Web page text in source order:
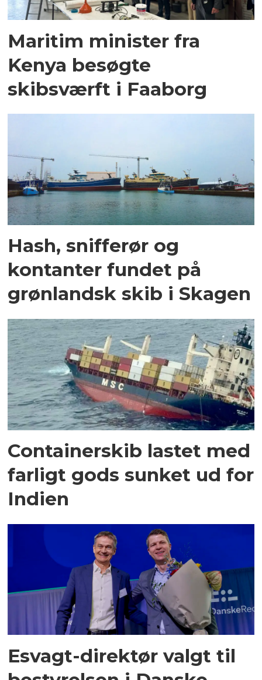
Maritim minister fra
Kenya besøgte
skibsværft i Faaborg
Hash, snifferør og
kontanter fundet på
grønlandsk skib i Skagen
Containerskib lastet med
farligt gods sunket ud for
Indien
Esvagt-direktør valgt til